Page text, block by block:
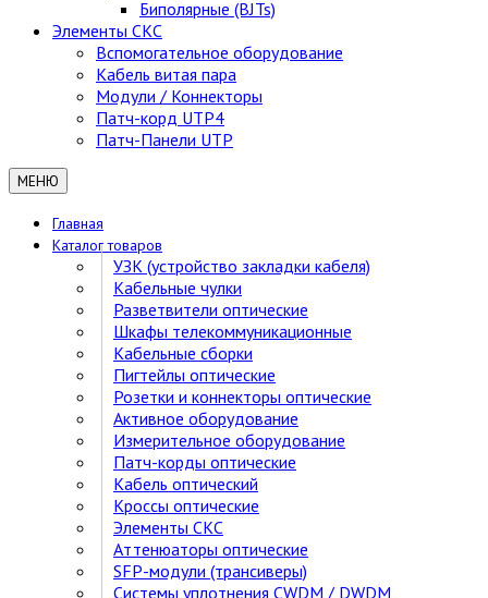
Биполярные (BJTs)
Элементы СКС
Вспомогательное оборудование
Кабель витая пара
Модули / Коннекторы
Патч-корд UTP4
Патч-Панели UTP
МЕНЮ
Главная
Каталог товаров
УЗК (устройство закладки кабеля)
Кабельные чулки
Разветвители оптические
Шкафы телекоммуникационные
Кабельные сборки
Пигтейлы оптические
Розетки и коннекторы оптические
Активное оборудование
Измерительное оборудование
Патч-корды оптические
Кабель оптический
Кроссы оптические
Элементы СКС
Аттенюаторы оптические
SFP-модули (трансиверы)
Cистемы уплотнения CWDM / DWDM